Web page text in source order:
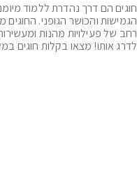
הם דרך נהדרת ללמוד
והכושר הגופני. החוגים
אותו! מצאו בקלות חוגים